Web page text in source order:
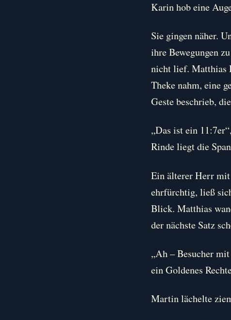
Karin hob eine
Sie gingen näher.
ihre Bewegungen
nicht lief. Matthias
Theke nahm, eine
Geste beschrieb,
„Das ist ein
Rinde liegt die
Ein älterer Herr mit
ehrfürchtig, ließ
Blick. Matthias
der nächste Satz
„Ah – Besucher
ein Goldenes
Martin lächelte